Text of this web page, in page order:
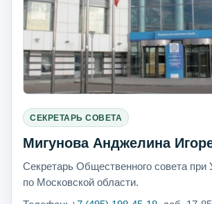
СЕКРЕТАРЬ СОВЕТА
Мигунова Анджелина
Секретарь Общественного совета
по Московской области.